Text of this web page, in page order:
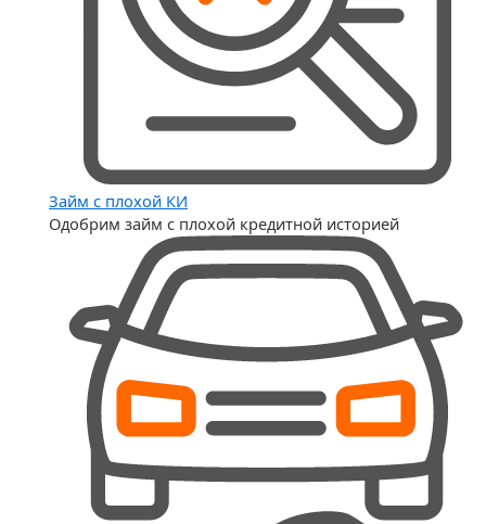
Займ с плохой КИ
Одобрим займ с плохой кредитной историей